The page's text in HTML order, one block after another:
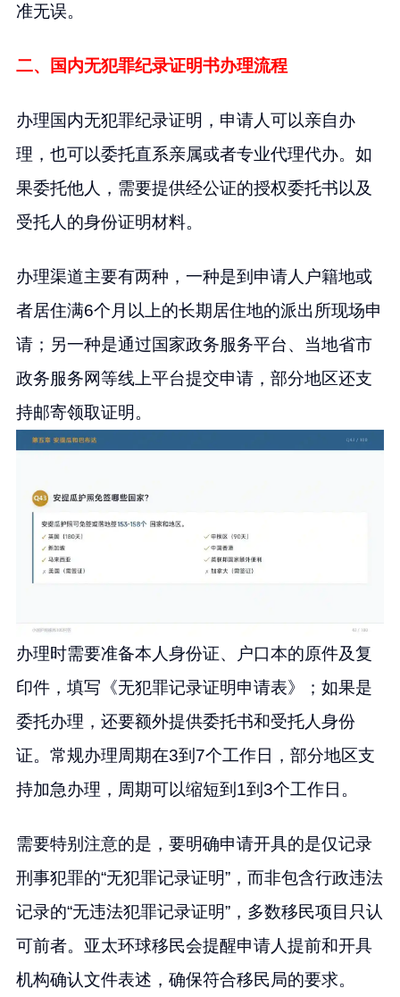
准无误。
二、国内无犯罪纪录证明书办理流程
办理国内无犯罪纪录证明，申请人可以亲自办
理，也可以委托直系亲属或者专业代理代办。如
果委托他人，需要提供经公证的授权委托书以及
受托人的身份证明材料。
办理渠道主要有两种，一种是到申请人户籍地或
者居住满6个月以上的长期居住地的派出所现场申
请；另一种是通过国家政务服务平台、当地省市
政务服务网等线上平台提交申请，部分地区还支
持邮寄领取证明。
办理时需要准备本人身份证、户口本的原件及复
印件，填写《无犯罪记录证明申请表》；如果是
委托办理，还要额外提供委托书和受托人身份
证。常规办理周期在3到7个工作日，部分地区支
持加急办理，周期可以缩短到1到3个工作日。
需要特别注意的是，要明确申请开具的是仅记录
刑事犯罪的“无犯罪记录证明”，而非包含行政违法
记录的“无违法犯罪记录证明”，多数移民项目只认
可前者。亚太环球移民会提醒申请人提前和开具
机构确认文件表述，确保符合移民局的要求。